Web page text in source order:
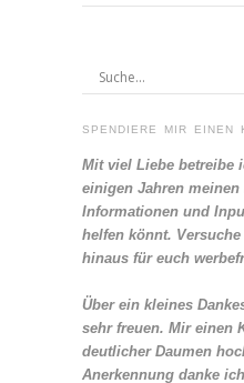
SPENDIERE MIR EINEN
Mit viel Liebe betreibe
einigen Jahren
Informationen und
helfen könnt.
hinaus für euch
Über ein kleines
sehr freuen. Mir einen
deutlicher Daumen
Anerkennung danke